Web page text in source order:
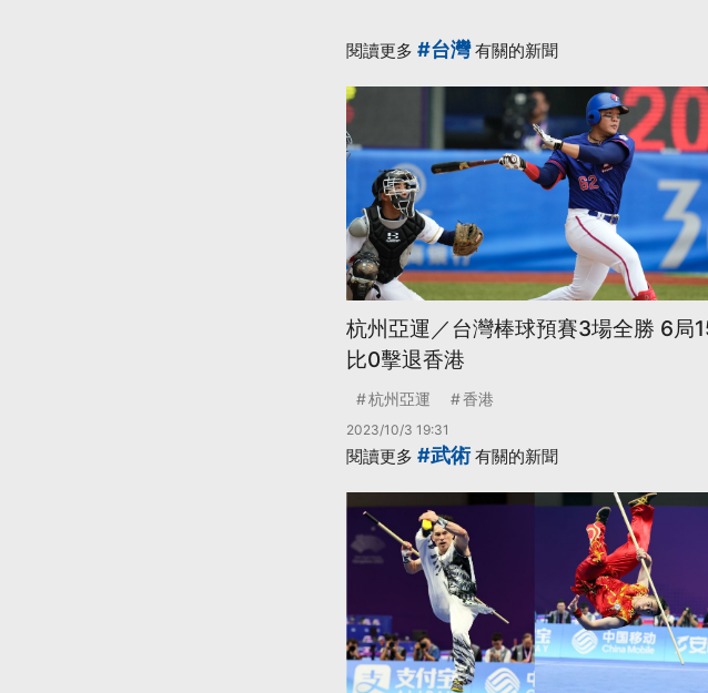
閱讀更多 #台灣有關的新聞
杭州亞運／台灣棒球預賽3場全勝 6局
比0擊退香港
杭州亞運 香港
2023/10/3 19:31
閱讀更多 #武術有關的新聞